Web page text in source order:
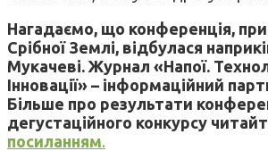
Нагадаємо, що конференція,
Срібної Землі, відбулася
Мукачеві. Журнал «Напої.
Інновації» – інформаційний
Більше про результати
дегустаційного конкурсу
посиланням.